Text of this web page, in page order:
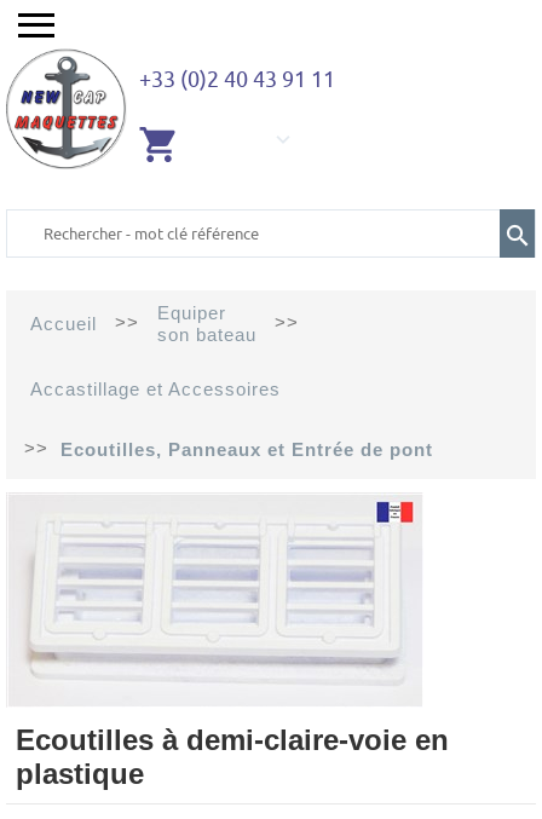
+33 (0)2 40 43 91 11
Accueil >>
Equiper
son bateau
>>
Accastillage et Accessoires
>> Ecoutilles, Panneaux et Entrée de pont
Ecoutilles à demi-claire-voie en
plastique